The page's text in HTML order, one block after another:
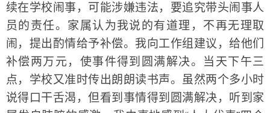
续在学校闹事，可能涉嫌违法，要追究带头闹事人
员的责任。家属认为我说的有道理，不再无理取
闹，提出酌情给予补偿。我向工作组建议，给他们
补偿两万元，使事件得到圆满解决。当天下午三
点，学校又准时传出朗朗读书声。虽然两个多小时
说得口干舌渴，但看到事情得到圆满解决，听到家